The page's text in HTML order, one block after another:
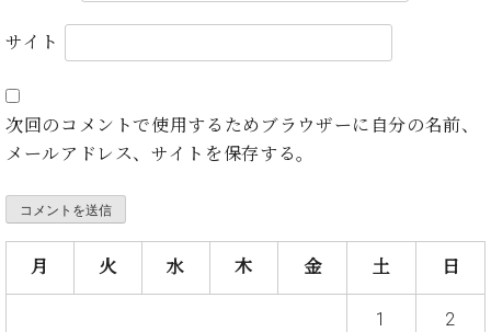
マ
ト
デ
ン
営
ス
タ
ッ
ご
サイト
次回のコメントで使用するためブラウザーに自分の名前、
メールアドレス、サイトを保存する。
月 火 水 木 金 土 日
1 2